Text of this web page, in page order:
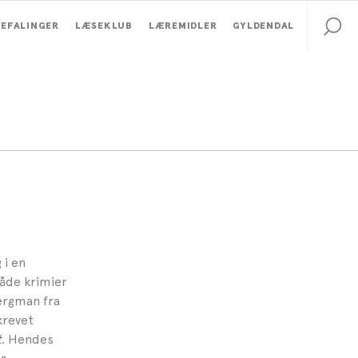
LÆSEKLUB LÆREMIDLER GYLDENDAL
i en
krimier
fra
. Hendes